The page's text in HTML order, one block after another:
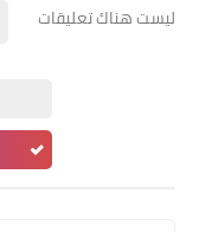
ليست هناك تعليقات